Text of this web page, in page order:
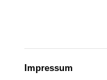
Impressum